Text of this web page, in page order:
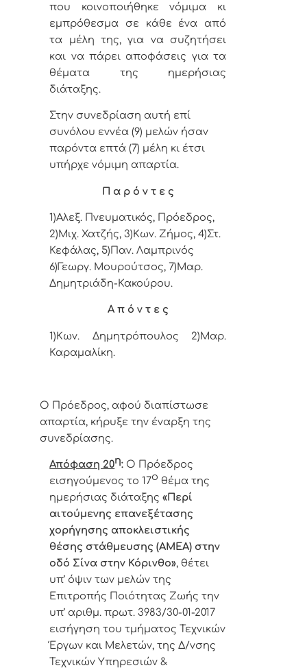
που κοινοποιήθηκε νόμιμα κι
εμπρόθεσμα σε κάθε ένα από
τα μέλη της, για να συζητήσει
και να πάρει αποφάσεις για τα
θέματα της ημερήσιας
διάταξης.
Στην συνεδρίαση αυτή επί
συνόλου εννέα (9) μελών ήσαν
παρόντα επτά (7) μέλη κι έτσι
υπήρχε νόμιμη απαρτία.
Π α ρ ό ν τ ε ς
1)Αλεξ. Πνευματικός, Πρόεδρος,
2)Μιχ. Χατζής, 3)Κων. Ζήμος, 4)Στ.
Κεφάλας, 5)Παν. Λαμπρινός
6)Γεωργ. Μουρούτσος, 7)Μαρ.
Δημητριάδη-Κακούρου.
Α π ό ν τ ε ς
1)Κων. Δημητρόπουλος 2)Μαρ.
Καραμαλίκη.
Ο Πρόεδρος, αφού διαπίστωσε
απαρτία, κήρυξε την έναρξη της
συνεδρίασης.
Απόφαση 20η: Ο Πρόεδρος
εισηγούμενος το 17ο θέμα της
ημερήσιας διάταξης«Περί
αιτούμενης επανεξέτασης
χορήγησης αποκλειστικής
θέσης στάθμευσης (ΑΜΕΑ) στην
οδό Σίνα στην Κόρινθο», θέτει
υπ’ όψιν των μελών της
Επιτροπής Ποιότητας Ζωής την
υπ’ αριθμ. πρωτ. 3983/30-01-2017
εισήγηση του τμήματος Τεχνικών
Έργων και Μελετών, της Δ/νσης
Τεχνικών Υπηρεσιών &